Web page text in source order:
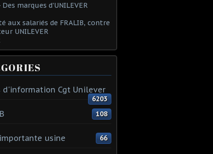
marques d'UNILEVER
aux salariés de FRALIB, contre
UNILEVER
d'information Cgt Unilever
6203
108
usine 66